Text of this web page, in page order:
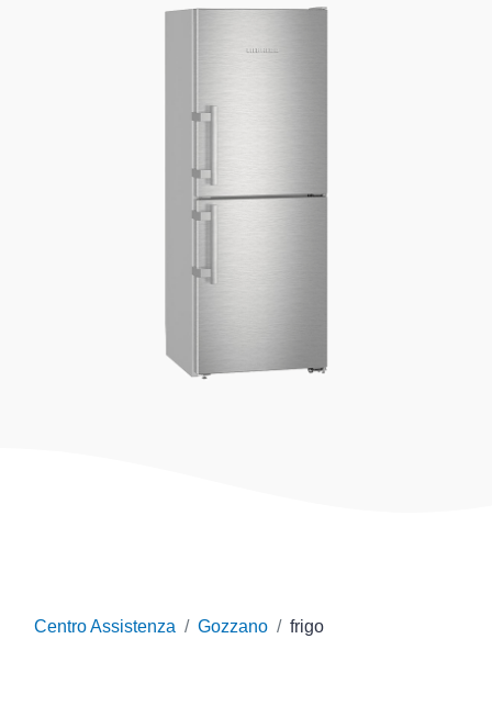
Centro Assistenza Gozzano frigo